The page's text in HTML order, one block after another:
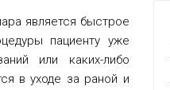
является быстрое
пациенту уже
или каких-либо
в уходе за раной и